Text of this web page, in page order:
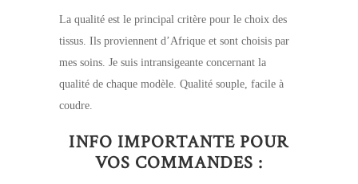
La qualité est le principal critère pour le choix des
tissus. Ils proviennent d’Afrique et sont choisis par
mes soins. Je suis intransigeante concernant la
qualité de chaque modèle. Qualité souple, facile à
coudre.
INFO IMPORTANTE POUR
VOS COMMANDES :